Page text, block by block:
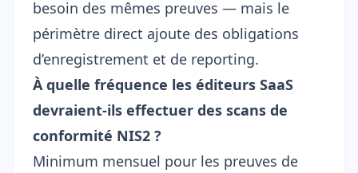
besoin des mêmes preuves — mais le
périmètre direct ajoute des obligations
d’enregistrement et de reporting.
À quelle fréquence les éditeurs SaaS
devraient-ils effectuer des scans de
conformité NIS2 ?
Minimum mensuel pour les preuves de